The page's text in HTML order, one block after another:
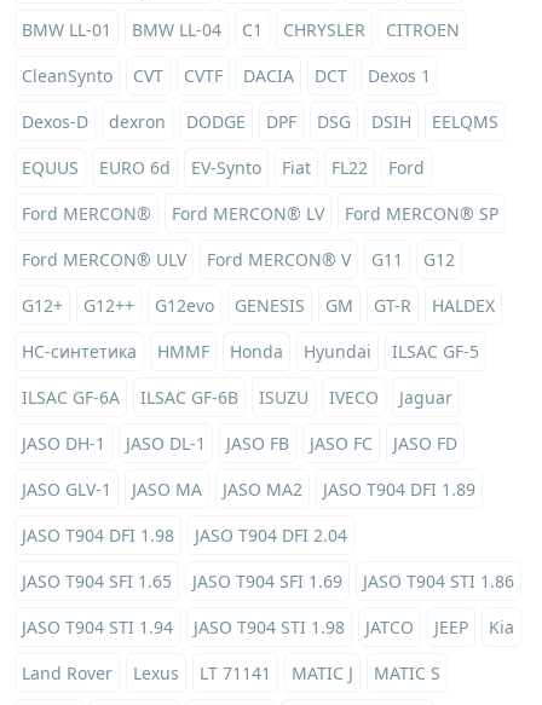
BMW LL-01
BMW LL-04 C1 CHRYSLER
CITROEN
CleanSynto
CVT CVTF DACIA DCT
Dexos 1
Dexos-D
dexron DODGE DPF DSG DSIH
EELQMS
EQUUS
EURO 6d EV-Synto Fiat FL22
Ford
Ford MERCON®
Ford MERCON® LV
Ford MERCON® SP
Ford MERCON® ULV
Ford MERCON® V G11
G12
G12+
G12++ G12evo GENESIS GM GT-R
HALDEX
HC-синтетика
HMMF Honda Hyundai
ILSAC GF-5
ILSAC GF-6A
ILSAC GF-6B ISUZU IVECO
Jaguar
JASO DH-1
JASO DL-1 JASO FB JASO FC
JASO FD
JASO GLV-1
JASO MA JASO MA2
JASO T904 DFI 1.89
JASO T904 DFI 1.98
JASO T904 DFI 2.04
JASO T904 SFI 1.65
JASO T904 SFI 1.69
JASO T904 STI 1.86
JASO T904 STI 1.94
JASO T904 STI 1.98 JATCO JEEP
Kia
Land Rover
Lexus LT 71141 MATIC J
MATIC S